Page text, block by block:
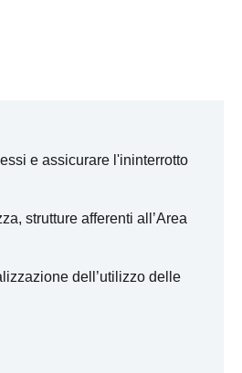
e assicurare l'ininterrotto
strutture afferenti all’Area
dell’utilizzo delle